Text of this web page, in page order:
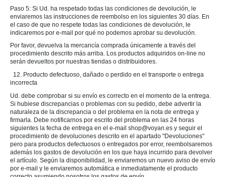
Paso 5: Si Ud. ha respetado todas las condiciones de devolución, le
enviaremos las instrucciones de reembolso en los siguientes 30 días. En
el caso de que no respete todas las condiciones de devolución, le
indicaremos por e-mail por qué no podemos aprobar su devolución.
Por favor, devuelva la mercancía comprada únicamente a través del
procedimiento descrito más arriba. Los productos adquiridos on-line no
serán devueltos por nuestras tiendas o distribuidores.
12. Producto defectuoso, dañado o perdido en el transporte o entrega
incorrecta
Ud. debe comprobar si su envío es correcto en el momento de la entrega.
Si hubiese discrepancias o problemas con su pedido, debe advertir la
naturaleza de la discrepancia o del problema en la nota de entrega y
firmarla. Debe notificarnos por escrito del problema en las 24 horas
siguientes la fecha de entrega en el e-mail shop@voyan.es y seguir el
procedimiento de devoluciones descrito en el apartado "Devoluciones"
pero para productos defectuosos o entregados por error, reembolsaremos
además los gastos de devolución en los que haya incurrido para devolver
el artículo. Según la disponibilidad, le enviaremos un nuevo aviso de envío
por e-mail y le enviaremos automática e inmediatamente el producto